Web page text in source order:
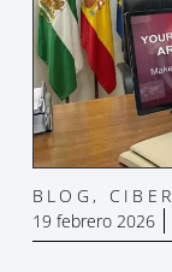
BLOG ,
19 febrero 2026